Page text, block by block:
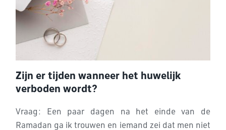
Zijn er tijden wanneer het huwelijk
verboden wordt?
Vraag: Een paar dagen na het einde van de
Ramadan ga ik trouwen en iemand zei dat men niet